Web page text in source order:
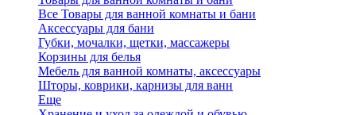
Все Товары для ванной комнаты и бани
Аксессуары для бани
Губки, мочалки, щетки, массажеры
Корзины для белья
Мебель для ванной комнаты, аксессуары
Шторы, коврики, карнизы для ванн
Еще